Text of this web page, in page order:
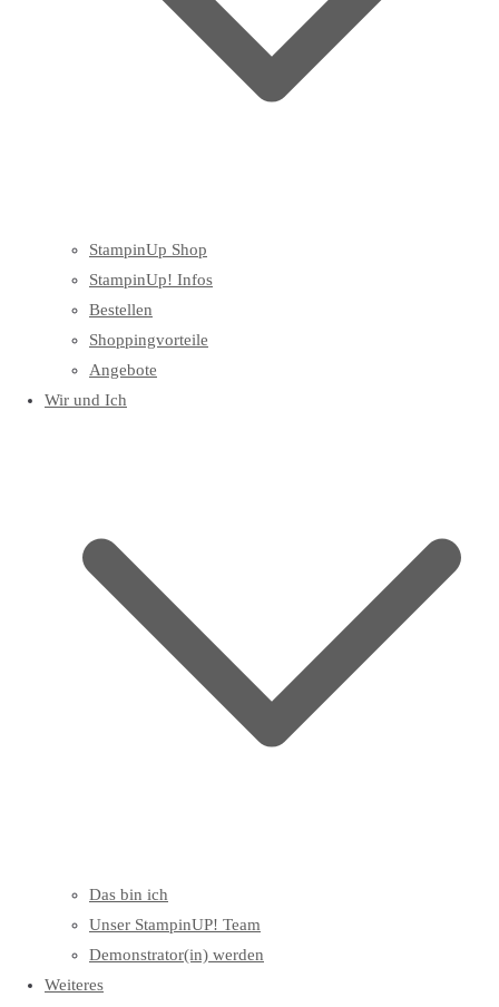
StampinUp Shop
StampinUp! Infos
Bestellen
Shoppingvorteile
Angebote
Wir und Ich
Das bin ich
Unser StampinUP! Team
Demonstrator(in) werden
Weiteres